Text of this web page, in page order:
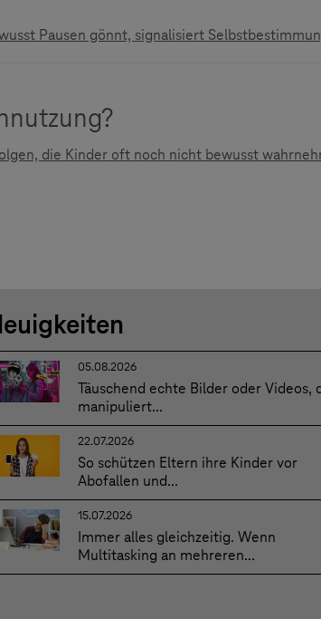
Pausen gönnt, signalisiert
die Kinder oft noch nicht bewusst
05.08.2026
Täuschend echte Bilder oder Videos,
manipuliert...
22.07.2026
So schützen Eltern ihre Kinder vor
Abofallen und...
15.07.2026
Immer alles gleichzeitig. Wenn
Multitasking an mehreren...